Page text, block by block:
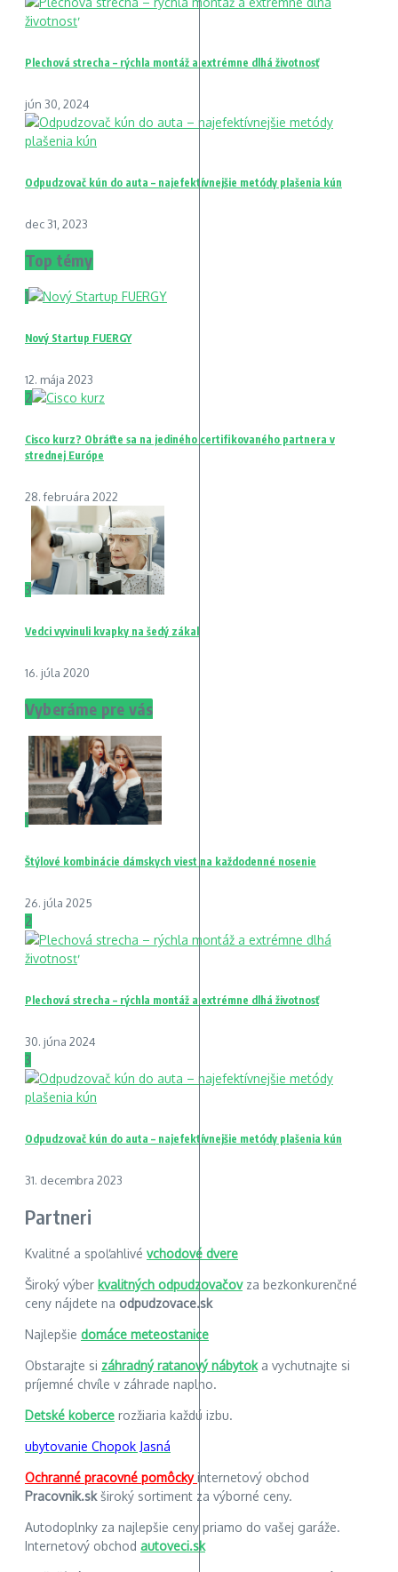
Plechová strecha – rýchla montáž a extrémne dlhá životnosť
jún 30, 2024
Odpudzovač kún do auta – najefektívnejšie metódy plašenia kún
dec 31, 2023
Top témy
1
Nový Startup FUERGY
12. mája 2023
2
Cisco kurz? Obráťte sa na jediného certifikovaného partnera v
strednej Európe
28. februára 2022
3
Vedci vyvinuli kvapky na šedý zákal
16. júla 2020
Vyberáme pre vás
1
Štýlové kombinácie dámskych viest na každodenné nosenie
26. júla 2025
2
Plechová strecha – rýchla montáž a extrémne dlhá životnosť
30. júna 2024
3
Odpudzovač kún do auta – najefektívnejšie metódy plašenia kún
31. decembra 2023
Partneri
Kvalitné a spoľahlivé vchodové dvere
Široký výber kvalitných odpudzovačovza bezkonkurenčné
ceny nájdete na odpudzovace.sk
Najlepšie domáce meteostanice
Obstarajte si záhradný ratanový nábytoka vychutnajte si
príjemné chvíle v záhrade naplno.
Detské koberce rozžiaria každú izbu.
ubytovanie Chopok Jasná
Ochranné pracovné pomôckyinternetový obchod
Pracovnik.skširoký sortiment za výborné ceny.
Autodoplnky za najlepšie ceny priamo do vašej garáže.
Internetový obchod autoveci.sk